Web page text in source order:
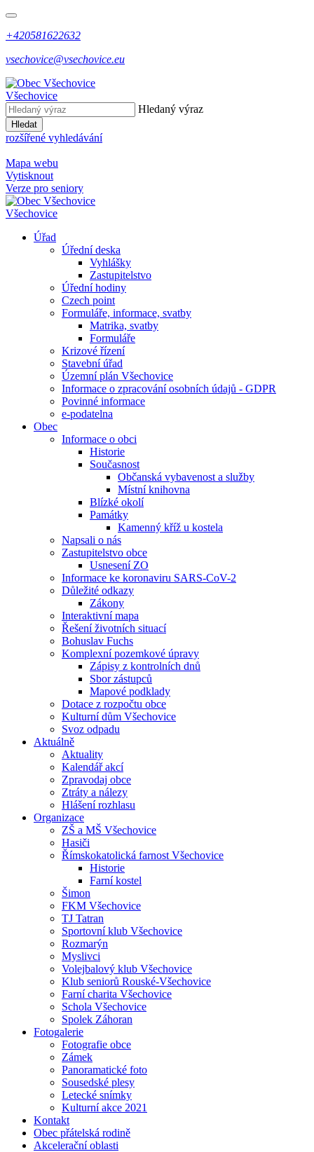
+420581622632
vsechovice@vsechovice.eu
Všechovice
Hledaný výraz
Hledat
rozšířené vyhledávání
Mapa webu
Vytisknout
Verze pro seniory
Všechovice
Úřad
Úřední deska
Vyhlášky
Zastupitelstvo
Úřední hodiny
Czech point
Formuláře, informace, svatby
Matrika, svatby
Formuláře
Krizové řízení
Stavební úřad
Územní plán Všechovice
Informace o zpracování osobních údajů - GDPR
Povinné informace
e-podatelna
Obec
Informace o obci
Historie
Současnost
Občanská vybavenost a služby
Místní knihovna
Blízké okolí
Památky
Kamenný kříž u kostela
Napsali o nás
Zastupitelstvo obce
Usnesení ZO
Informace ke koronaviru SARS-CoV-2
Důležité odkazy
Zákony
Interaktivní mapa
Řešení životních situací
Bohuslav Fuchs
Komplexní pozemkové úpravy
Zápisy z kontrolních dnů
Sbor zástupců
Mapové podklady
Dotace z rozpočtu obce
Kulturní dům Všechovice
Svoz odpadu
Aktuálně
Aktuality
Kalendář akcí
Zpravodaj obce
Ztráty a nálezy
Hlášení rozhlasu
Organizace
ZŠ a MŠ Všechovice
Hasiči
Římskokatolická farnost Všechovice
Historie
Farní kostel
Šimon
FKM Všechovice
TJ Tatran
Sportovní klub Všechovice
Rozmarýn
Myslivci
Volejbalový klub Všechovice
Klub seniorů Rouské-Všechovice
Farní charita Všechovice
Schola Všechovice
Spolek Záhoran
Fotogalerie
Fotografie obce
Zámek
Panoramatické foto
Sousedské plesy
Letecké snímky
Kulturní akce 2021
Kontakt
Obec přátelská rodině
Akcelerační oblasti